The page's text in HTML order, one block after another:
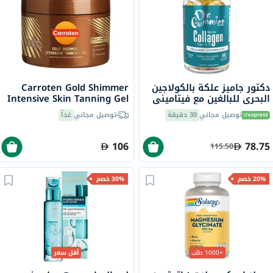
دكتور جاميز علكة بالكولاجين
البحري للبالغين مع فيتاميني
ج وهـ، حزمة من 60
توصيل مجاني30 دقيقة
78.75
115.50
Carroten Gold Shimmer
Intensive Skin Tanning Gel
150mlتوصيل مجانيغداً
106
20% خصم
+1000 طلب
30% خصم
أقل سعر